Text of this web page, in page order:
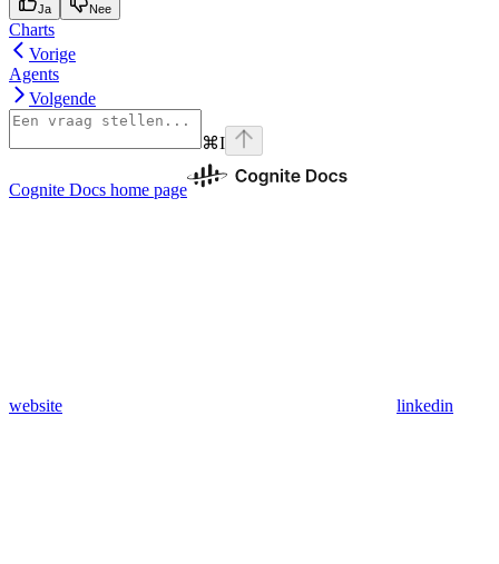
Ja Nee
Charts
Vorige
Agents
Volgende
⌘I
Cognite Docs home page
website linkedin